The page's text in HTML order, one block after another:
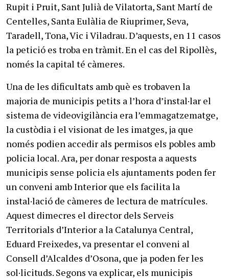
Rupit i Pruit, Sant Julià de Vilatorta, Sant Martí de
Centelles, Santa Eulàlia de Riuprimer, Seva,
Taradell, Tona, Vic i Viladrau. D’aquests, en 11 casos
la petició es troba en tràmit. En el cas del Ripollès,
només la capital té càmeres.
Una de les dificultats amb què es trobaven la
majoria de municipis petits a l’hora d’instal·lar el
sistema de videovigilància era l’emmagatzematge,
la custòdia i el visionat de les imatges, ja que
només podien accedir als permisos els pobles amb
policia local. Ara, per donar resposta a aquests
municipis sense policia els ajuntaments poden fer
un conveni amb Interior que els facilita la
instal·lació de càmeres de lectura de matrícules.
Aquest dimecres el director dels Serveis
Territorials d’Interior a la Catalunya Central,
Eduard Freixedes, va presentar el conveni al
Consell d’Alcaldes d’Osona, que ja poden fer les
sol·licituds. Segons va explicar, els municipis